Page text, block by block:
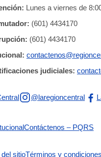
Lunes a viernes de
(601) 4434170
(601) 4434170
judiciales:
@laregioncentral
Contáctenos – PQRS
sitioTérminos y condiciones